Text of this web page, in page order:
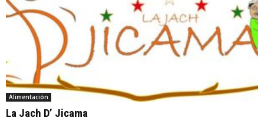
Alimentación
La Jach D’ Jicama